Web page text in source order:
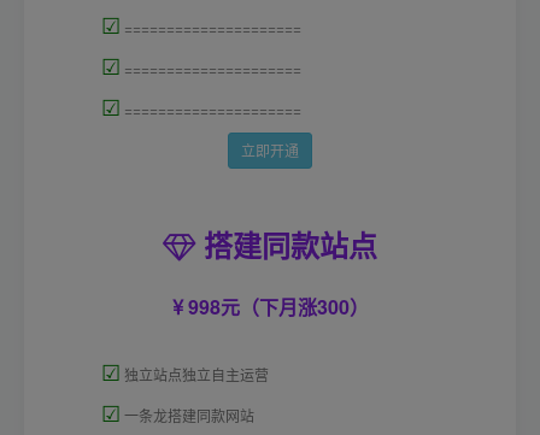
☑ =====================
☑ =====================
☑ =====================
立即开通
搭建同款站点
998元（下月涨300）
☑ 独立站点独立自主运营
☑ 一条龙搭建同款网站